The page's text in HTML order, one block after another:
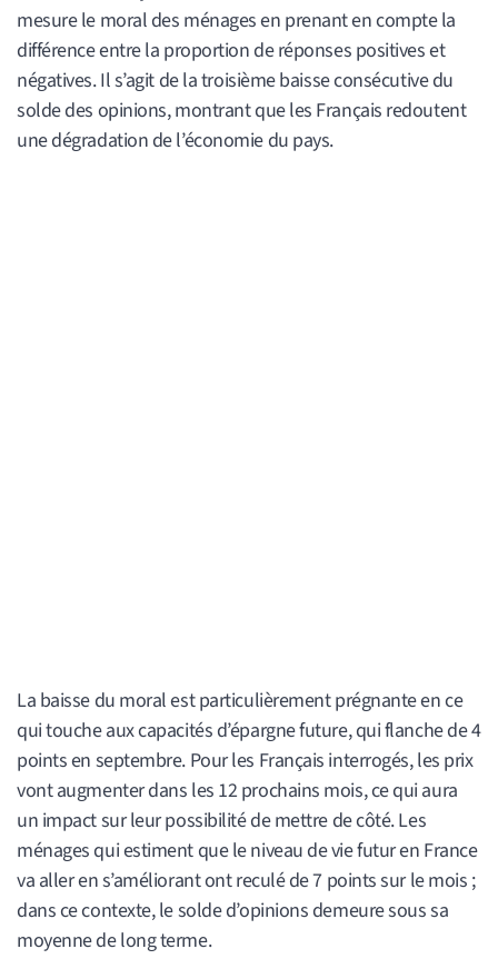
mesure le moral des ménages en prenant en compte la
différence entre la proportion de réponses positives et
négatives. Il s’agit de la troisième baisse consécutive du
solde des opinions, montrant que les Français redoutent
une dégradation de l’économie du pays.
La baisse du moral est particulièrement prégnante en ce
qui touche aux capacités d’épargne future, qui flanche de 4
points en septembre. Pour les Français interrogés, les prix
vont augmenter dans les 12 prochains mois, ce qui aura
un impact sur leur possibilité de mettre de côté. Les
ménages qui estiment que le niveau de vie futur en France
va aller en s’améliorant ont reculé de 7 points sur le mois ;
dans ce contexte, le solde d’opinions demeure sous sa
moyenne de long terme.